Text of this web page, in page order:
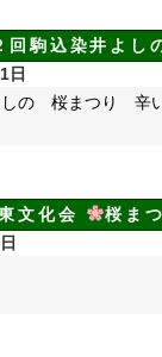
駒込染井
日
しの 桜まつり 辛
文化会
桜ま